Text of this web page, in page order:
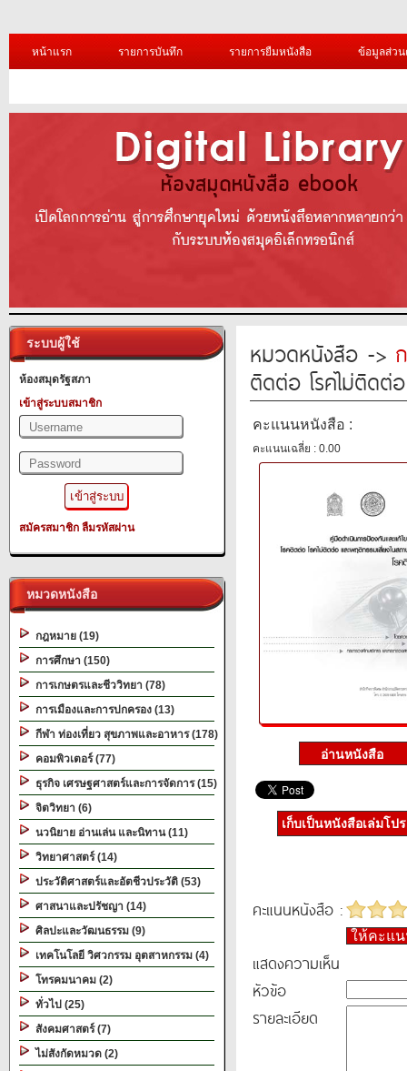
หน้าแรก รายการบันทึก รายการยืมหนังสือ ข้อมูลส่ว
ระบบผู้ใช้
ห้องสมุดรัฐสภา
เข้าสู่ระบบสมาชิก
สมัครสมาชิก ลืมรหัสผ่าน
หมวดหนังสือ
กฎหมาย (19)
การศึกษา (150)
การเกษตรและชีววิทยา (78)
การเมืองและการปกครอง (13)
กีฬา ท่องเที่ยว สุขภาพและอาหาร (178)
คอมพิวเตอร์ (77)
ธุรกิจ เศรษฐศาสตร์และการจัดการ (15)
จิตวิทยา (6)
นวนิยาย อ่านเล่น และนิทาน (11)
วิทยาศาสตร์ (14)
ประวัติศาสตร์และอัตชีวประวัติ (53)
ศาสนาและปรัชญา (14)
ศิลปะและวัฒนธรรม (9)
เทคโนโลยี วิศวกรรม อุตสาหกรรม (4)
โทรคมนาคม (2)
ทั่วไป (25)
สังคมศาสตร์ (7)
ไม่สังกัดหมวด (2)
หมวดหนังสือ ->
ติดต่อ โรคไม่ติดต่
คะแนนหนังสือ :
คะแนนเฉลี่ย : 0.00
เก็บเป็นหนังสือเล่มโป
คะแนนหนังสือ :
ให้คะแ
แสดงความเห็น
หัวข้อ
รายละเอียด